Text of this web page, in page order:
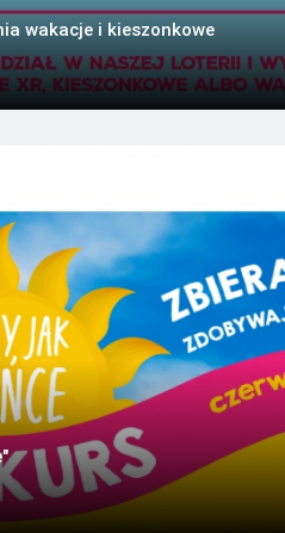
wakacje i kieszonkowe